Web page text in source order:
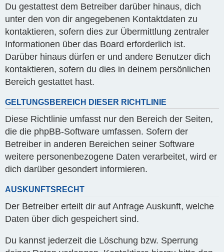
Du gestattest dem Betreiber darüber hinaus, dich
unter den von dir angegebenen Kontaktdaten zu
kontaktieren, sofern dies zur Übermittlung zentraler
Informationen über das Board erforderlich ist.
Darüber hinaus dürfen er und andere Benutzer dich
kontaktieren, sofern du dies in deinem persönlichen
Bereich gestattet hast.
GELTUNGSBEREICH DIESER RICHTLINIE
Diese Richtlinie umfasst nur den Bereich der Seiten,
die die phpBB-Software umfassen. Sofern der
Betreiber in anderen Bereichen seiner Software
weitere personenbezogene Daten verarbeitet, wird er
dich darüber gesondert informieren.
AUSKUNFTSRECHT
Der Betreiber erteilt dir auf Anfrage Auskunft, welche
Daten über dich gespeichert sind.
Du kannst jederzeit die Löschung bzw. Sperrung